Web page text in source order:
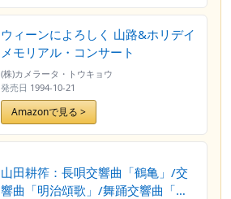
ウィーンによろしく 山路&ホリデイ
メモリアル・コンサート
(株)カメラータ・トウキョウ
発売日 1994-10-21
Amazonで見る >
山田耕筰：長唄交響曲「鶴亀」/交
響曲「明治頌歌」/舞踊交響曲「マ